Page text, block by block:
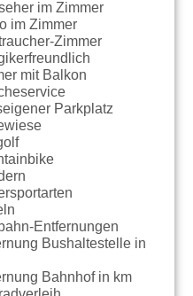
im Zimmer
im Zimmer
Zimmer
mit Balkon
Parkplatz
Entfernungen
Bushaltestelle in
Bahnhof in km